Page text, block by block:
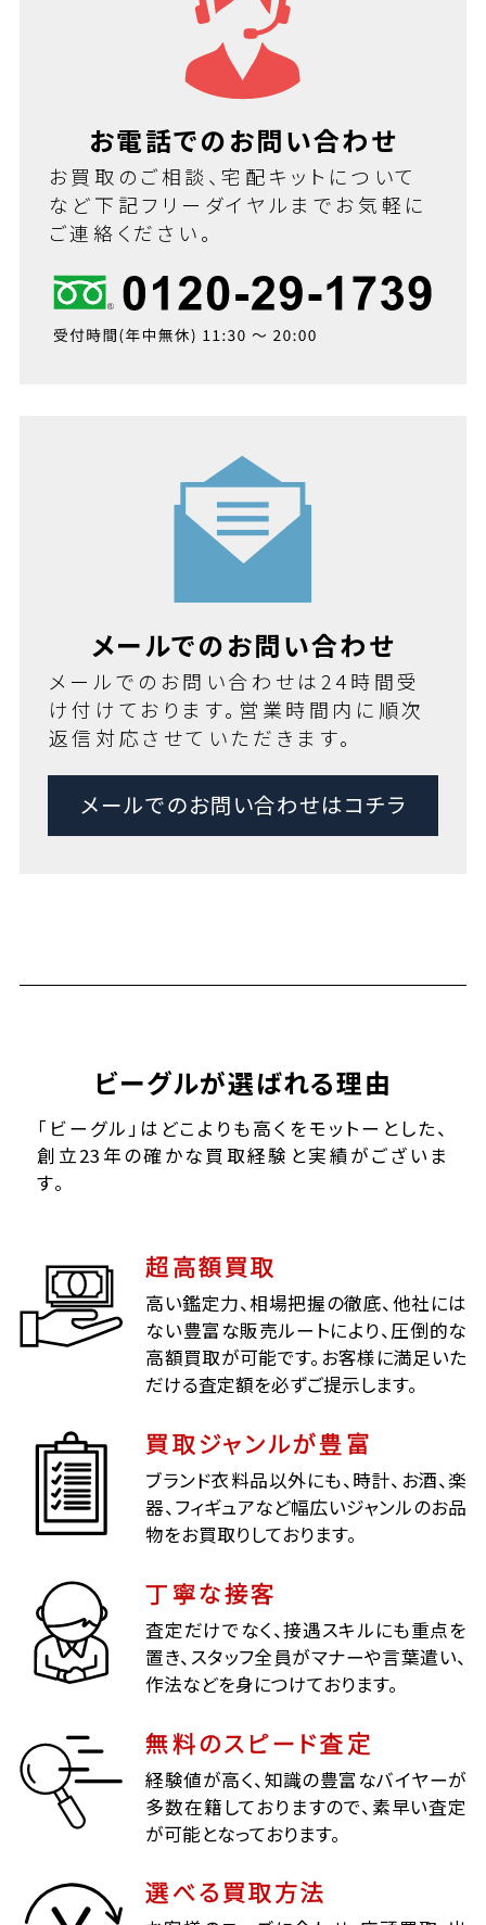
お電話でのお問い合わせ
お買取のご相談、宅配キットについて
など下記フリーダイヤルまでお気軽に
ご連絡ください。
メールでのお問い合わせ
メールでのお問い合わせは24時間受
け付けております。営業時間内に順次
返信対応させていただきます。
メールでのお問い合わせはコチラ
ビーグルが選ばれる理由
「ビーグル」はどこよりも高くをモットーとした、
創立23年の確かな買取経験と実績がございま
す。
超高額買取
高い鑑定力、相場把握の徹底、他社には
ない豊富な販売ルートにより、圧倒的な
高額買取が可能です。お客様に満足いた
だける査定額を必ずご提示します。
買取ジャンルが豊富
ブランド衣料品以外にも、時計、お酒、楽
器、フィギュアなど幅広いジャンルのお品
物をお買取りしております。
丁寧な接客
査定だけでなく、接遇スキルにも重点を
置き、スタッフ全員がマナーや言葉遣い、
作法などを身につけております。
無料のスピード査定
経験値が高く、知識の豊富なバイヤーが
多数在籍しておりますので、素早い査定
が可能となっております。
選べる買取方法